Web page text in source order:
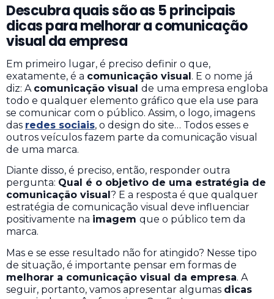
Descubra quais são as 5 principais
dicas para melhorar a comunicação
visual da empresa
Em primeiro lugar, é preciso definir o que,
exatamente, é a comunicação visual. E o nome já
diz: A comunicação visual de uma empresa engloba
todo e qualquer elemento gráfico que ela use para
se comunicar com o público. Assim, o logo, imagens
das redes sociais, o design do site… Todos esses e
outros veículos fazem parte da comunicação visual
de uma marca.
Diante disso, é preciso, então, responder outra
pergunta: Qual é o objetivo de uma estratégia de
comunicação visual ? E a resposta é que qualquer
estratégia de comunicação visual deve influenciar
positivamente na imagem que o público tem da
marca.
Mas e se esse resultado não for atingido? Nesse tipo
de situação, é importante pensar em formas de
melhorar a comunicação visual da empresa. A
seguir, portanto, vamos apresentar algumas dicas